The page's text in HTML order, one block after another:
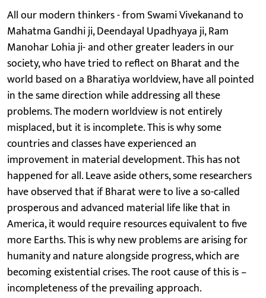
All our modern thinkers - from Swami Vivekanand to
Mahatma Gandhi ji, Deendayal Upadhyaya ji, Ram
Manohar Lohia ji- and other greater leaders in our
society, who have tried to reflect on Bharat and the
world based on a Bharatiya worldview, have all pointed
in the same direction while addressing all these
problems. The modern worldview is not entirely
misplaced, but it is incomplete. This is why some
countries and classes have experienced an
improvement in material development. This has not
happened for all. Leave aside others, some researchers
have observed that if Bharat were to live a so-called
prosperous and advanced material life like that in
America, it would require resources equivalent to five
more Earths. This is why new problems are arising for
humanity and nature alongside progress, which are
becoming existential crises. The root cause of this is –
incompleteness of the prevailing approach.